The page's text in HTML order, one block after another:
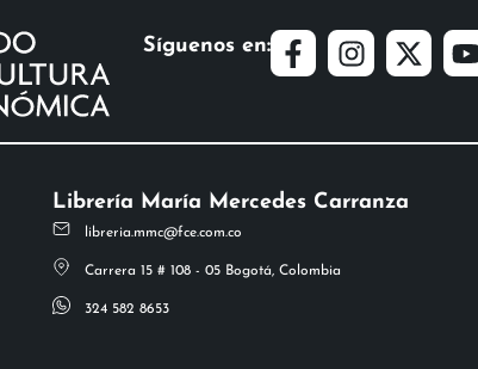
Síguenos en:
Librería María Mercedes Carranza
libreria.mmc@fce.com.co
Carrera 15 # 108 - 05 Bogotá, Colombia
324 582 8653